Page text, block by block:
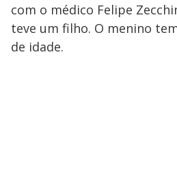
com o médico Felipe
teve um filho. O menino
de idade.